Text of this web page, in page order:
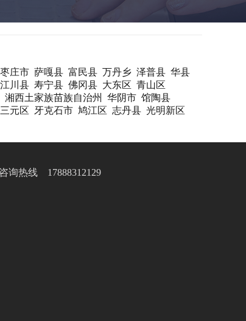
枣庄市 萨嘎县 富民县 万丹乡 泽普县 华县
江川县 寿宁县 佛冈县 大东区 青山区
湘西土家族苗族自治州 华阴市 馆陶县
三元区 牙克石市 鸠江区 志丹县 光明新区
咨询热线 17888312129